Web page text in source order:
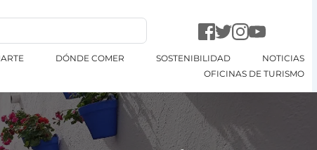
DÓNDE COMER SOSTENIBILIDAD
NOTICIAS
OFICINAS DE TURISMO